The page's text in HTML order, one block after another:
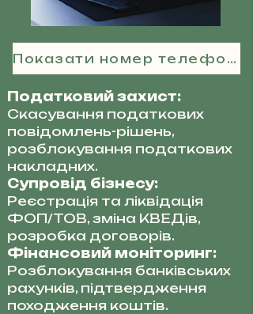
Показати номер телефону
Податковий захист:
Скасування податкових
повідомлень-рішень,
розблокування податкових
накладних.
Супровід бізнесу:
Реєстрація та ліквідація
ФОП/ТОВ, зміна КВЕДів,
розробка договорів.
Фінансовий моніторинг:
Розблокування банківських
рахунків, підтвердження
походження коштів.